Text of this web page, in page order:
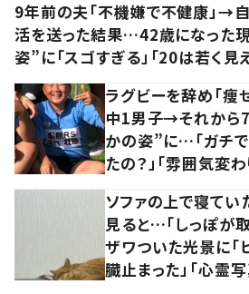
9年前の夫「不機嫌で不健康」→
活を送った結果…42歳になった
姿”に「スゴすぎる」「20は若く見
ラグビーを辞め「痩
中1男子→それから
かの姿”に…「ガチで
たの？」「雰囲気変わ
ソファの上で寝てい
見ると…「しっぽが
ザワついた光景に「
臓止まった」「心霊